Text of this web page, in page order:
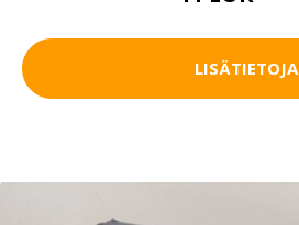
LISÄTIETOJA